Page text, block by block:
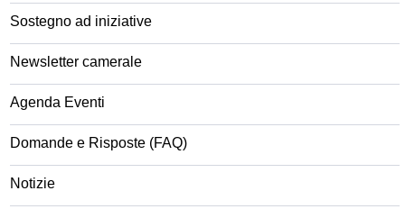
Sostegno ad iniziative
Newsletter camerale
Agenda Eventi
Domande e Risposte (FAQ)
Notizie